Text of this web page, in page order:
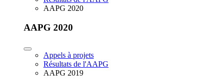
AAPG 2020
AAPG 2020
Appels à projets
Résultats de l'AAPG
AAPG 2019